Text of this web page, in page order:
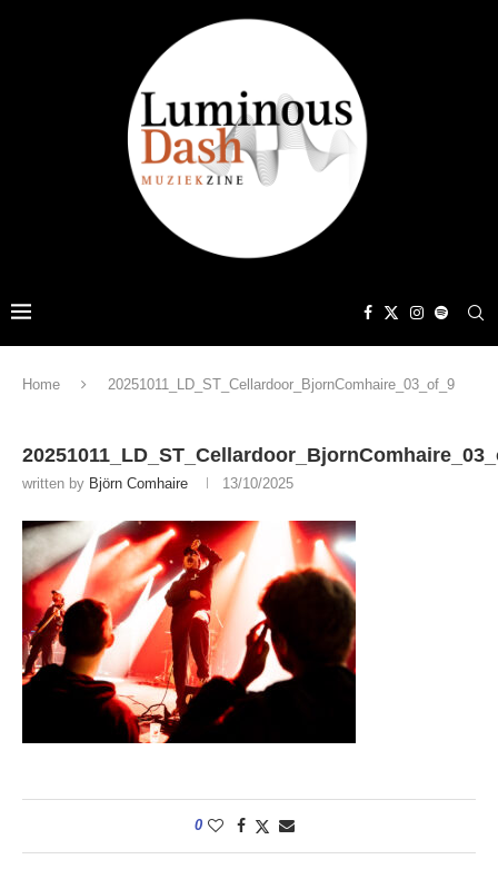
Home 20251011_LD_ST_Cellardoor_BjornComhaire_03_of_9
written by Björn Comhaire 13/10/2025
0